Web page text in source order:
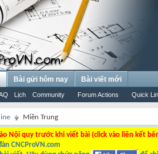
Lịch Community Forum Actions Quick
Bài gửi hôm nay Bài viết mới
Miền Trung
Nội quy trước khi viết bài (click vào liên kết
CNCProVN.com